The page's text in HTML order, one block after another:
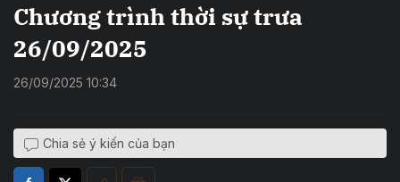
Chương trình thời sự trưa
26/09/2025
26/09/2025 10:34
Chia sẻ ý kiến của bạn